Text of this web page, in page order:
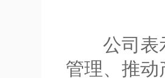
公司表示
管理、推